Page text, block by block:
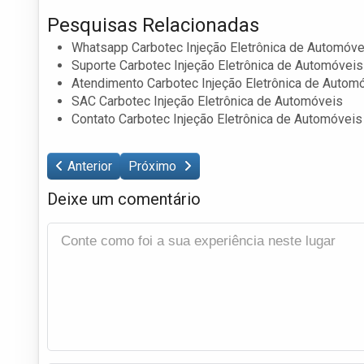
Pesquisas Relacionadas
Whatsapp Carbotec Injeção Eletrônica de
Suporte Carbotec Injeção Eletrônica de Automóveis
Atendimento Carbotec Injeção Eletrônica de
SAC Carbotec Injeção Eletrônica de Automóveis
Contato Carbotec Injeção Eletrônica de Automóveis
Anterior Próximo
Deixe um comentário